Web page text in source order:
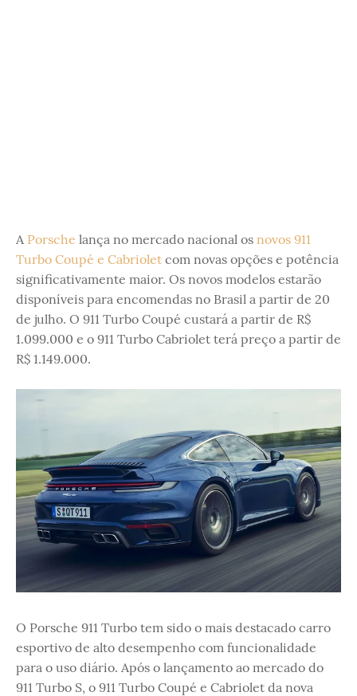
A Porsche lança no mercado nacional os novos 911
Turbo Coupé e Cabriolet com novas opções e potência
significativamente maior. Os novos modelos estarão
disponíveis para encomendas no Brasil a partir de 20
de julho. O 911 Turbo Coupé custará a partir de R$
1.099.000 e o 911 Turbo Cabriolet terá preço a partir de
R$ 1.149.000.
O Porsche 911 Turbo tem sido o mais destacado carro
esportivo de alto desempenho com funcionalidade
para o uso diário. Após o lançamento ao mercado do
911 Turbo S, o 911 Turbo Coupé e Cabriolet da nova